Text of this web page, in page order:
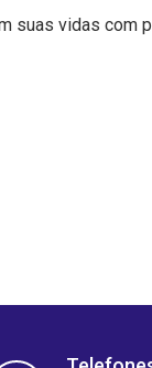
suas vidas